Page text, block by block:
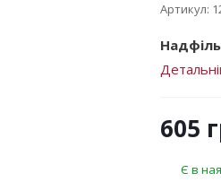
Артикул:
605
Є в